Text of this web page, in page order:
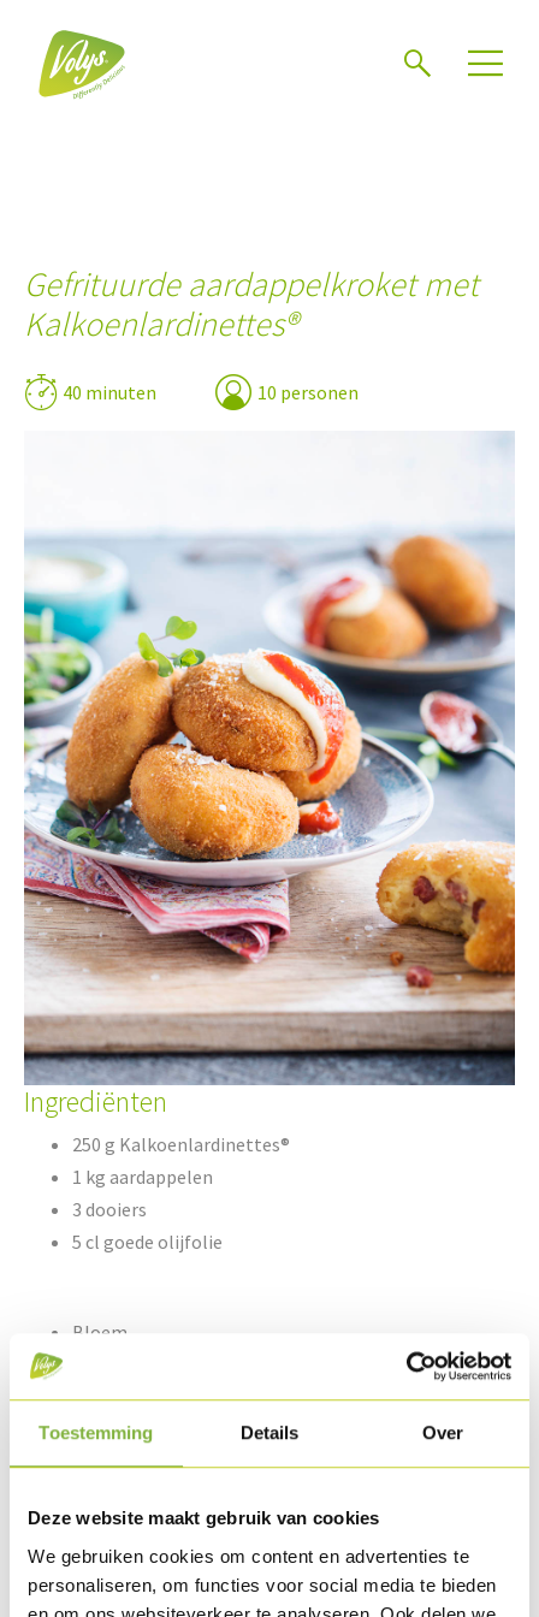
Toestemming Details Over
Deze website maakt gebruik van cookies
We gebruiken cookies om content en advertenties te
personaliseren, om functies voor social media te bieden
Gefrituurde aardappelkroket met
Kalkoenlardinettes®
40 minuten 10 personen
Ingrediënten
250 g Kalkoenlardinettes®
1 kg aardappelen
3 dooiers
5 cl goede olijfolie
Bloem
Chapelure
Slaatje naar keuze
Bereiding
Kook de aardappelen in gezouten water en steek door.